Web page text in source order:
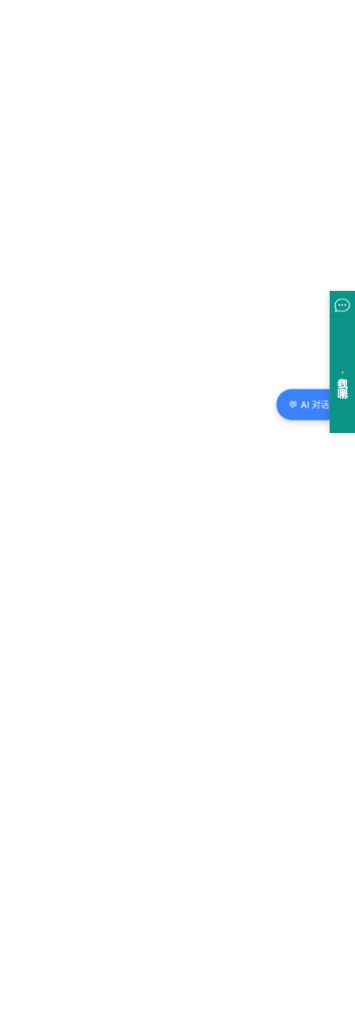
💬 AI 对话